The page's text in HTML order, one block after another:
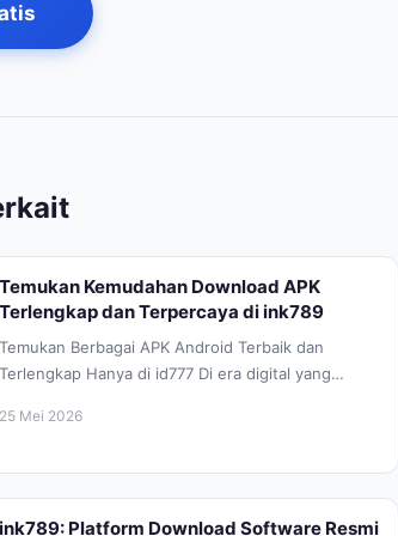
Temukan Kemudahan Download APK
Terlengkap dan Terpercaya di ink789
Temukan Berbagai APK Android Terbaik dan
Terlengkap Hanya di id777 Di era digital yang
25 Mei 2026
ink789: Platform Download Software Resmi